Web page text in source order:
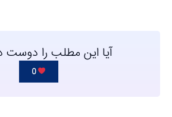
آیا این مطلب را دوست
0